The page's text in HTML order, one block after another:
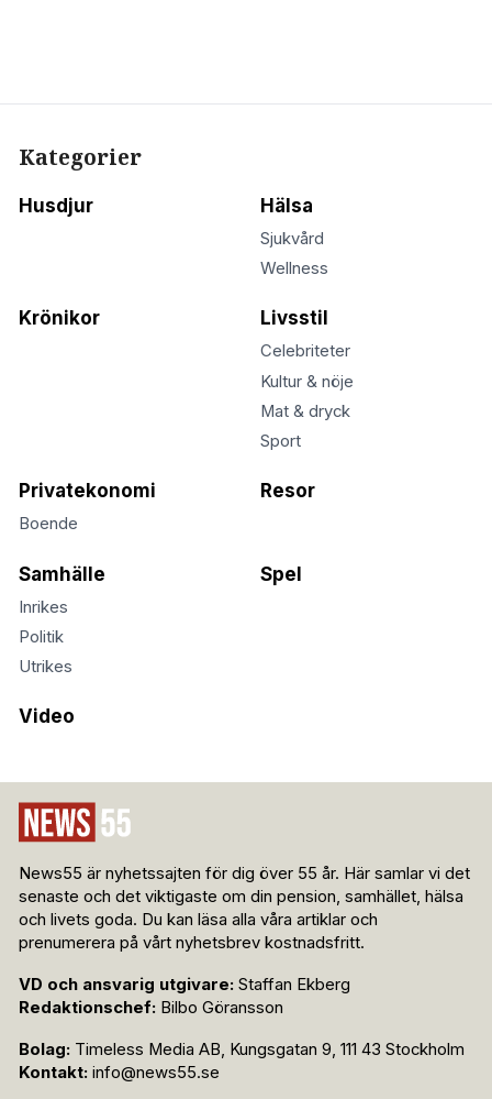
Kategorier
Husdjur Hälsa
Sjukvård
Wellness
Krönikor Livsstil
Celebriteter
Kultur & nöje
Mat & dryck
Sport
Privatekonomi
Boende
Resor
Samhälle
Inrikes
Politik
Utrikes
Spel
Video
News55 är nyhetssajten för dig över 55 år. Här samlar vi det
senaste och det viktigaste om din pension, samhället, hälsa
och livets goda. Du kan läsa alla våra artiklar och
prenumerera på vårt nyhetsbrev kostnadsfritt.
VD och ansvarig utgivare: Staffan Ekberg
Redaktionschef: Bilbo Göransson
Bolag: Timeless Media AB, Kungsgatan 9, 111 43 Stockholm
Kontakt: info@news55.se